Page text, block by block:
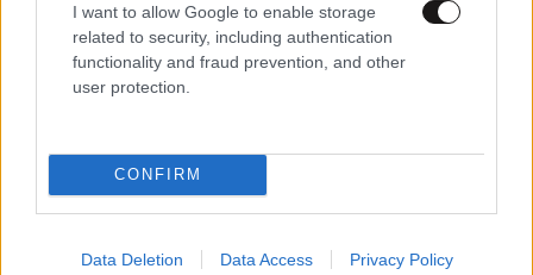
I want to allow Google to enable storage
related to security, including authentication
functionality and fraud prevention, and other
user protection.
CONFIRM
Data Deletion Data Access Privacy Policy
Ογκολόγοι προειδοποιούν: Αυτές οι τροφές,
περνούν απαρατήρητες, αλλά καλό είναι να τις
βγάλετε από την καθημερινότητά σας